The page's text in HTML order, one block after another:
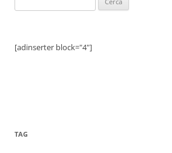
per:
[adinserter block="4"]
TAG